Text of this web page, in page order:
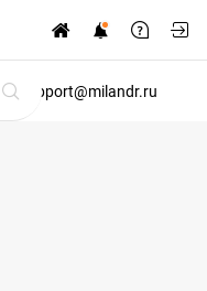
support@milandr.ru